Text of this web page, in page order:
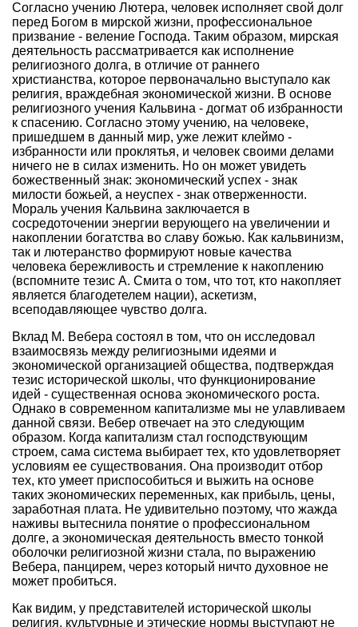
Согласно учению Лютера, человек исполняет свой долг
перед Богом в мирской жизни, профессиональное
призвание - веление Господа. Таким образом, мирская
деятельность рассматривается как исполнение
религиозного долга, в отличие от раннего
христианства, которое первоначально выступало как
религия, враждебная экономической жизни. В основе
религиозного учения Кальвина - догмат об избранности
к спасению. Согласно этому учению, на человеке,
пришедшем в данный мир, уже лежит клеймо -
избранности или проклятья, и человек своими делами
ничего не в силах изменить. Но он может увидеть
божественный знак: экономический успех - знак
милости божьей, а неуспех - знак отверженности.
Мораль учения Кальвина заключается в
сосредоточении энергии верующего на увеличении и
накоплении богатства во славу божью. Как кальвинизм,
так и лютеранство формируют новые качества
человека бережливость и стремление к накоплению
(вспомните тезис А. Смита о том, что тот, кто накопляет
является благодетелем нации), аскетизм,
всеподавляющее чувство долга.
Вклад М. Вебера состоял в том, что он исследовал
взаимосвязь между религиозными идеями и
экономической организацией общества, подтверждая
тезис исторической школы, что функционирование
идей - существенная основа экономического роста.
Однако в современном капитализме мы не улавливаем
данной связи. Вебер отвечает на это следующим
образом. Когда капитализм стал господствующим
строем, сама система выбирает тех, кто удовлетворяет
условиям ее существования. Она производит отбор
тех, кто умеет приспособиться и выжить на основе
таких экономических переменных, как прибыль, цены,
заработная плата. Не удивительно поэтому, что жажда
наживы вытеснила понятие о профессиональном
долге, а экономическая деятельность вместо тонкой
оболочки религиозной жизни стала, по выражению
Вебера, панцирем, через который ничто духовное не
может пробиться.
Как видим, у представителей исторической школы
религия, культурные и этические нормы выступают не